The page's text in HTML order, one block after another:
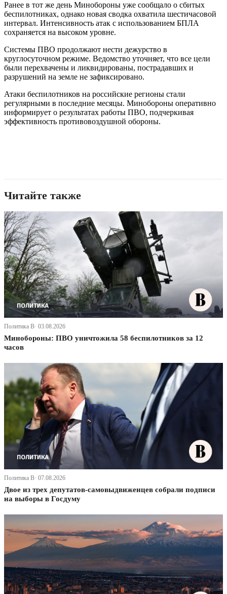
Ранее в тот же день Минобороны уже сообщало о сбитых
беспилотниках, однако новая сводка охватила шестичасовой
интервал. Интенсивность атак с использованием БПЛА
сохраняется на высоком уровне.
Системы ПВО продолжают нести дежурство в
круглосуточном режиме. Ведомство уточняет, что все цели
были перехвачены и ликвидированы, пострадавших и
разрушений на земле не зафиксировано.
Атаки беспилотников на российские регионы стали
регулярными в последние месяцы. Минобороны оперативно
информирует о результатах работы ПВО, подчеркивая
эффективность противовоздушной обороны.
Читайте также
Политика В· 03.08.2026
Минобороны: ПВО уничтожила 58 беспилотников за 12
часов
Политика В· 07.08.2026
Двое из трех депутатов-самовыдвиженцев собрали подписи
на выборы в Госдуму